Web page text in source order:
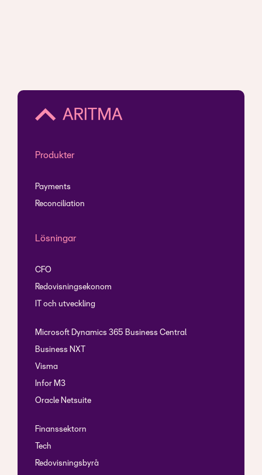
Produkter
Payments
Reconciliation
Lösningar
CFO
Redovisningsekonom
IT och utveckling
Microsoft Dynamics 365 Business Central
Business NXT
Visma
Infor M3
Oracle Netsuite
Finanssektorn
Tech
Redovisningsbyrå